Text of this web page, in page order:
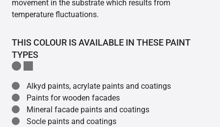
movement in the substrate which results from
temperature fluctuations.
THIS COLOUR IS AVAILABLE IN THESE PAINT
TYPES
Alkyd paints, acrylate paints and coatings
Paints for wooden facades
Mineral facade paints and coatings
Socle paints and coatings